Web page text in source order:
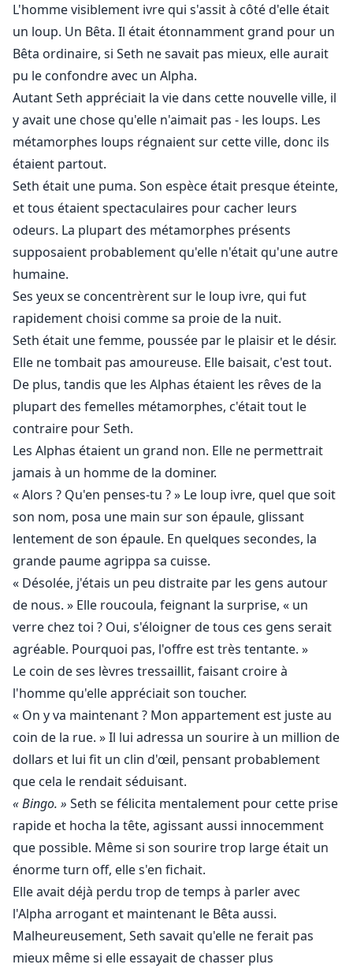
L'homme visiblement ivre qui s'assit à côté d'elle était
un loup. Un Bêta. Il était étonnamment grand pour un
Bêta ordinaire, si Seth ne savait pas mieux, elle aurait
pu le confondre avec un Alpha.
Autant Seth appréciait la vie dans cette nouvelle ville, il
y avait une chose qu'elle n'aimait pas - les loups. Les
métamorphes loups régnaient sur cette ville, donc ils
étaient partout.
Seth était une puma. Son espèce était presque éteinte,
et tous étaient spectaculaires pour cacher leurs
odeurs. La plupart des métamorphes présents
supposaient probablement qu'elle n'était qu'une autre
humaine.
Ses yeux se concentrèrent sur le loup ivre, qui fut
rapidement choisi comme sa proie de la nuit.
Seth était une femme, poussée par le plaisir et le désir.
Elle ne tombait pas amoureuse. Elle baisait, c'est tout.
De plus, tandis que les Alphas étaient les rêves de la
plupart des femelles métamorphes, c'était tout le
contraire pour Seth.
Les Alphas étaient un grand non. Elle ne permettrait
jamais à un homme de la dominer.
« Alors ? Qu'en penses-tu ? » Le loup ivre, quel que soit
son nom, posa une main sur son épaule, glissant
lentement de son épaule. En quelques secondes, la
grande paume agrippa sa cuisse.
« Désolée, j'étais un peu distraite par les gens autour
de nous. » Elle roucoula, feignant la surprise, « un
verre chez toi ? Oui, s'éloigner de tous ces gens serait
agréable. Pourquoi pas, l'offre est très tentante. »
Le coin de ses lèvres tressaillit, faisant croire à
l'homme qu'elle appréciait son toucher.
« On y va maintenant ? Mon appartement est juste au
coin de la rue. » Il lui adressa un sourire à un million de
dollars et lui fit un clin d'œil, pensant probablement
que cela le rendait séduisant.
« Bingo. » Seth se félicita mentalement pour cette prise
rapide et hocha la tête, agissant aussi innocemment
que possible. Même si son sourire trop large était un
énorme turn off, elle s'en fichait.
Elle avait déjà perdu trop de temps à parler avec
l'Alpha arrogant et maintenant le Bêta aussi.
Malheureusement, Seth savait qu'elle ne ferait pas
mieux même si elle essayait de chasser plus